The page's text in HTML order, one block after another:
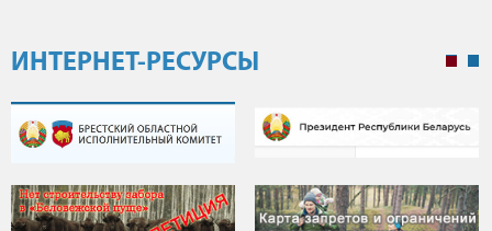
ИНТЕРНЕТ-РЕСУРСЫ